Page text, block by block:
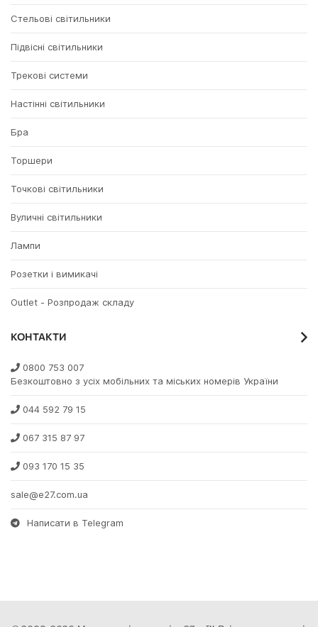
Стельові світильники
Підвісні світильники
Трекові системи
Настінні світильники
Бра
Торшери
Точкові світильники
Вуличні світильники
Лампи
Розетки і вимикачі
Outlet - Розпродаж складу
КОНТАКТИ
0800 753 007
Безкоштовно з усіх мобільних та міських номерів України
044 592 79 15
067 315 87 97
093 170 15 35
sale@e27.com.ua
Написати в Telegram